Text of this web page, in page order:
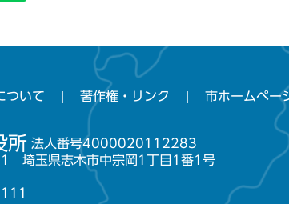
ついて 著作権・リンク 市ホームペー
所 法人番号4000020112283
埼玉県志木市中宗岡1丁目1番1号